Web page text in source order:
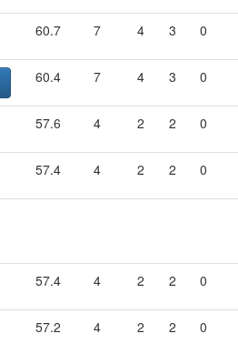
60.7 7 4 3 0
60.4 7 4 3 0
57.6 4 2 2 0
57.4 4 2 2 0
57.4 4 2 2 0
57.2 4 2 2 0